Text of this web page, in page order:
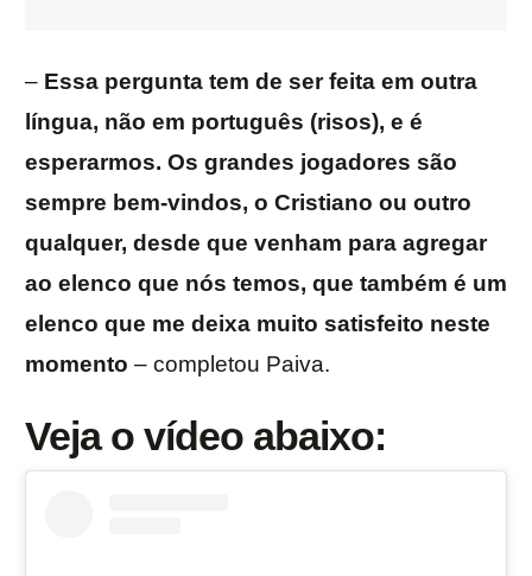
– Essa pergunta tem de ser feita em outra
língua, não em português (risos), e é
esperarmos. Os grandes jogadores são
sempre bem-vindos, o Cristiano ou outro
qualquer, desde que venham para agregar
ao elenco que nós temos, que também é um
elenco que me deixa muito satisfeito neste
momento – completou Paiva.
Veja o vídeo abaixo: